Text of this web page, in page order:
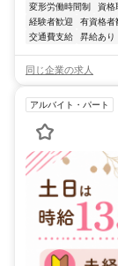
変形労働時間制 資格
経験者歓迎
有資格者
交通費支給
昇給あり
同じ企業の求人
アルバイト・パート